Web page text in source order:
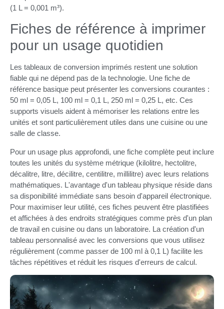
(1 L = 0,001 m³).
Fiches de référence à imprimer
pour un usage quotidien
Les tableaux de conversion imprimés restent une solution
fiable qui ne dépend pas de la technologie. Une fiche de
référence basique peut présenter les conversions courantes :
50 ml = 0,05 L, 100 ml = 0,1 L, 250 ml = 0,25 L, etc. Ces
supports visuels aident à mémoriser les relations entre les
unités et sont particulièrement utiles dans une cuisine ou une
salle de classe.
Pour un usage plus approfondi, une fiche complète peut inclure
toutes les unités du système métrique (kilolitre, hectolitre,
décalitre, litre, décilitre, centilitre, millilitre) avec leurs relations
mathématiques. L'avantage d'un tableau physique réside dans
sa disponibilité immédiate sans besoin d'appareil électronique.
Pour maximiser leur utilité, ces fiches peuvent être plastifiées
et affichées à des endroits stratégiques comme près d'un plan
de travail en cuisine ou dans un laboratoire. La création d'un
tableau personnalisé avec les conversions que vous utilisez
régulièrement (comme passer de 100 ml à 0,1 L) facilite les
tâches répétitives et réduit les risques d'erreurs de calcul.